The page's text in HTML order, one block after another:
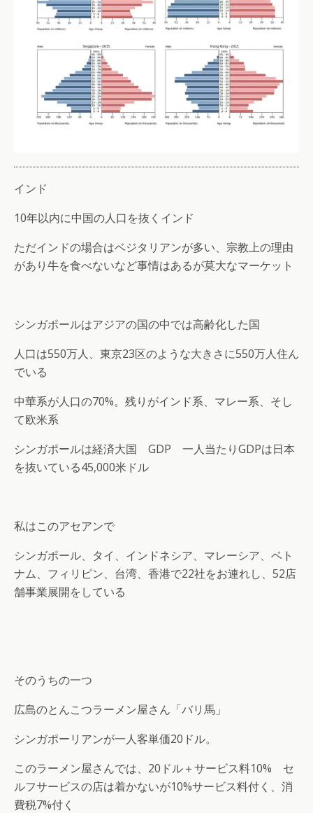
インド
10年以内に中国の人口を抜くインド
ただインドの場合はベジタリアンが多い、宗教上の理由
があり牛を食べないなど事情はあるが莫大なマーケット
シンガポールはアジアの国の中では高齢化した国
人口は550万人、東京23区のような大きさに550万人住ん
でいる
中華系が人口の70%。残りがインド系、マレー系、そし
て欧米系
シンガポールは経済大国 GDP 一人当たりGDPは日本
を抜いている45,000米ドル
私はこのアセアンで
シンガポール、タイ、インドネシア、マレーシア、ベト
ナム、フィリピン、台湾、香港で22社をお連れし、52店
舗事業展開をしている
そのうちの一つ
広島のとんこつラーメン屋さん「バリ馬」
シンガポーリアンが一人客単価20ドル。
このラーメン屋さんでは、20ドル＋サービス料10% セ
ルフサービスの店は着かないが10%サービス料付く、消
費税7%付く